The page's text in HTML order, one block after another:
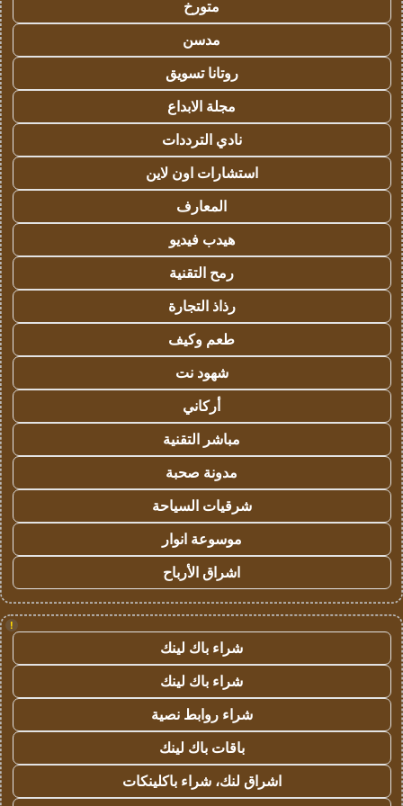
متورخ
مدسن
روتانا تسويق
مجلة الابداع
نادي الترددات
استشارات اون لاين
المعارف
هيدب فيديو
رمح التقنية
رذاذ التجارة
طعم وكيف
شهود نت
أركاني
مباشر التقنية
مدونة صحبة
شرقيات السياحة
موسوعة انوار
اشراق الأرباح
!
شراء باك لينك
شراء باك لينك
شراء روابط نصية
باقات باك لينك
اشراق لنك، شراء باكلينكات